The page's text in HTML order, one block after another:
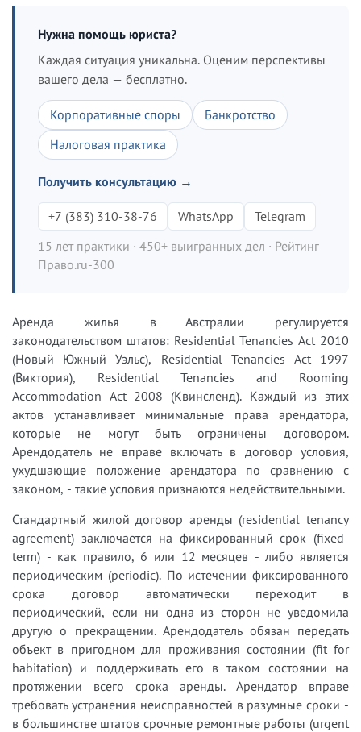
Нужна помощь юриста?
Каждая ситуация уникальна. Оценим перспективы
вашего дела — бесплатно.
Корпоративные споры
Банкротство
Налоговая практика
Получить консультацию →
+7 (383) 310-38-76 WhatsApp
Telegram
15 лет практики · 450+ выигранных дел · Рейтинг
Право.ru-300
Аренда жилья в Австралии регулируется
законодательством штатов: Residential Tenancies Act 2010
(Новый Южный Уэльс), Residential Tenancies Act 1997
(Виктория), Residential Tenancies and Rooming
Accommodation Act 2008 (Квинсленд). Каждый из этих
актов устанавливает минимальные права арендатора,
которые не могут быть ограничены договором.
Арендодатель не вправе включать в договор условия,
ухудшающие положение арендатора по сравнению с
законом, - такие условия признаются недействительными.
Стандартный жилой договор аренды (residential tenancy
agreement) заключается на фиксированный срок (fixed-
term) - как правило, 6 или 12 месяцев - либо является
периодическим (periodic). По истечении фиксированного
срока договор автоматически переходит в
периодический, если ни одна из сторон не уведомила
другую о прекращении. Арендодатель обязан передать
объект в пригодном для проживания состоянии (fit for
habitation) и поддерживать его в таком состоянии на
протяжении всего срока аренды. Арендатор вправе
требовать устранения неисправностей в разумные сроки -
в большинстве штатов срочные ремонтные работы (urgent